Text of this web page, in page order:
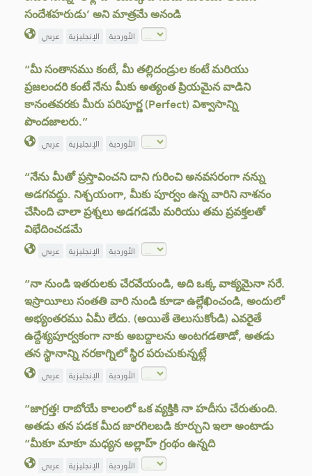
సందేశహరుడు’ అని మాత్రమే అనండి
عربي الإنجليزية الأوردية
“మీ సంతానము కంటే, మీ తల్లిదండ్రుల కంటే మరియు
ప్రజలందరి కంటే నేను మీకు అత్యంత ప్రియమైన వాడిని
కానంతవరకు మీరు పరిపూర్ణ (Perfect) విశ్వాసాన్ని
పొందజాలరు.”
عربي الإنجليزية الأوردية
“నేను మీతో ప్రస్తావించని దాని గురించి అనవసరంగా నన్ను
అడగవద్దు. నిశ్చయంగా, మీకు పూర్వం ఉన్న వారిని నాశనం
చేసింది చాలా ప్రశ్నలు అడగడమే మరియు తమ ప్రవక్తలతో
విభేదించడమే
عربي الإنجليزية الأوردية
“నా నుండి ఇతరులకు చేరవేయండి, అది ఒక్క వాక్యమైనా సరే.
ఇస్రాయీలు సంతతి వారి నుండి కూడా ఉల్లేఖించండి, అందులో
అభ్యంతరము ఏమీ లేదు. (అయితే తెలుసుకోండి) ఎవరైతే
ఉద్దేశ్యపూర్వకంగా నాకు అబద్దాలను అంటగడతాడో, అతడు
తన స్థానాన్ని నరకాగ్నిలో స్థిర పరుచుకున్నట్లే
عربي الإنجليزية الأوردية
“జాగ్రత్త! రాబోయే కాలంలో ఒక వ్యక్తికి నా హదీసు చేరుతుంది.
అతడు తన పడక మీద జారగిలబడి కూర్చుని ఇలా అంటాడు
“మీకూ మాకూ మధ్యన అల్లాహ్ గ్రంథం ఉన్నది
عربي الإنجليزية الأوردية